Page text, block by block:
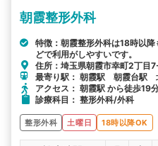
朝霞整形外科
特徴：朝霞整形外科は18時以
どで利用がしやすいです。
住所：埼玉県朝霞市幸町2丁目
最寄り駅： 朝霞駅 朝霞台駅
アクセス： 朝霞駅 から徒歩19
診療科目： 整形外科/外科
整形外科 土曜日 18時以降OK